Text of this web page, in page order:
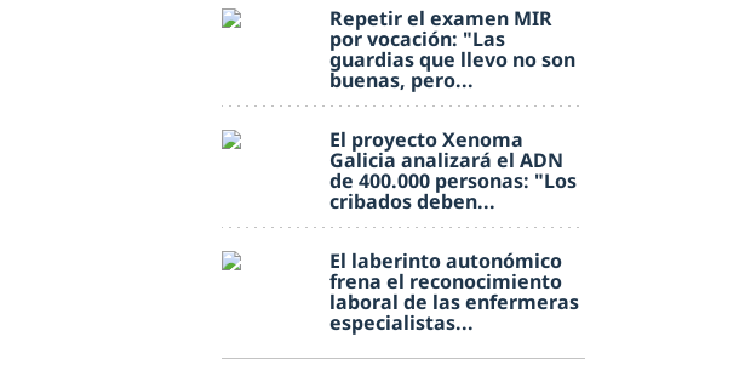
Repetir el examen MIR
por vocación: "Las
guardias que llevo no son
buenas, pero...
El proyecto Xenoma
Galicia analizará el ADN
de 400.000 personas: "Los
cribados deben...
El laberinto autonómico
frena el reconocimiento
laboral de las enfermeras
especialistas...